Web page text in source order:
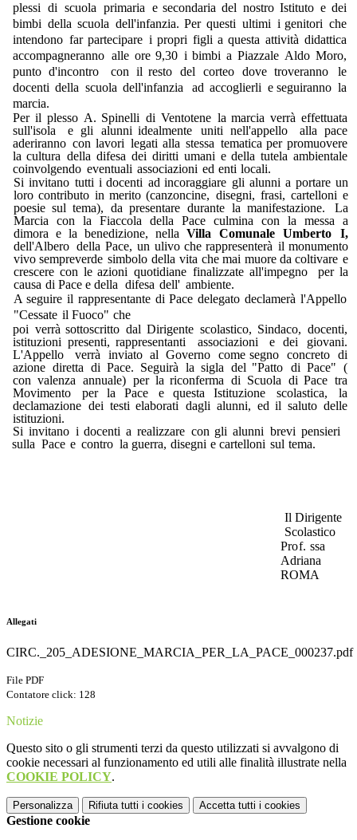
plessi di scuola primaria e secondaria del nostro Istituto e dei
bimbi della scuola dell'infanzia. Per questi ultimi i genitori che
intendono far partecipare i propri figli a questa attività didattica
accompagneranno alle ore 9,30 i bimbi a Piazzale Aldo Moro,
punto d'incontro con il resto del corteo dove troveranno
le
docenti della scuola dell'infanzia ad accoglierli eseguiranno la
marcia.
Per il plesso A. Spinelli di Ventotene la marcia verrà effettuata
sull'isola
e gli alunniidealmente uniti nell'appello alla
pace
aderiranno con lavori legati alla stessa tematicaper promuovere
la cultura della difesa dei diritti umani e della tutela ambientale
coinvolgendo eventuali associazioni ed enti locali.
Si invitano tutti i docenti ad incoraggiare gli alunni a portare un
loro contributo in merito (canzoncine, disegni, frasi, cartelloni e
poesie sul tema), da presentare durante lamanifestazione.
La
Marcia
con la Fiaccola della Pace culmina con la messa
a
dimora
e la benedizione, nella Villa Comunale Umberto
I,
dell'Albero della Pace, un ulivo cherappresenterà il monumento
vivo sempreverde simbolo della vita che mai muoredacoltivare e
crescere con le azioni quotidiane finalizzate all'impegno per la
causa di Pace e della difesa dell' ambiente.
A seguire il rappresentante di Pace delegato declamerà l'Appello
"Cessate il Fuoco" che
poi verrà sottoscritto dal Dirigente scolastico, Sindaco, docenti,
istituzioni presenti,rappresentanti associazioni e dei
giovani.
L'Appello
verrà inviato al Governo come segno concreto di
azione diretta di Pace. Seguirà la sigla del "Patto di Pace" (
con valenza annuale) per la riconferma di Scuola di Pace tra
Movimento
per la Pace e questaIstituzione scolastica,
la
declamazione dei testi elaborati dagli alunni, ed il saluto delle
istituzioni.
Si invitano i docenti a realizzare con gli alunni brevi pensieri
sulla Pace e contro la guerra, disegni e cartelloni sul tema.
Il Dirigente
Scolastico
Prof. ssa
Adriana
ROMA
Allegati
CIRC._205_ADESIONE_MARCIA_PER_LA_PACE_000237.pdf
File PDF
Contatore click: 128
Notizie
Questo sito o gli strumenti terzi da questo utilizzati si avvalgono di
cookie necessari al funzionamento ed utili alle finalità illustrate nella
COOKIE POLICY.
Personalizza Rifiuta tutti i cookies Accetta tutti i cookies
Gestione cookie